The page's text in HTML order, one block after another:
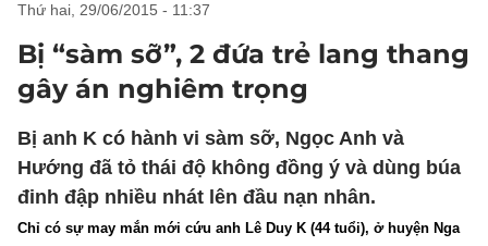
thứ hai, 29/06/2015 - 11:37
Bị “sàm sỡ”, 2 đứa trẻ lang thang
gây án nghiêm trọng
Bị anh K có hành vi sàm sỡ, Ngọc Anh và
Hướng đã tỏ thái độ không đồng ý và dùng búa
đinh đập nhiều nhát lên đầu nạn nhân.
Chỉ có sự may mắn mới cứu anh Lê Duy K (44 tuổi), ở huyện Nga